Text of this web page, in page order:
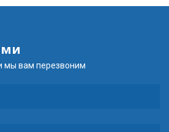
мы вам перезвоним